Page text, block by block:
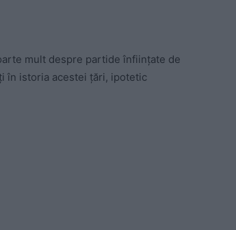
mult despre partide înființate de
în istoria acestei țări, ipotetic